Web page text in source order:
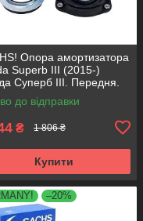
Опора амортизатора
Superb III (2015-)
Суперб III. Передня.
, KB657.27 ,
до відправки
₴ 1 806 ₴
Купити
–20%